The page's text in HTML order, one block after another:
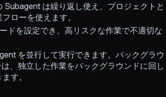
は繰り返し使え、プロジェクトと
ローを使えます。
ドを設定でき、高リスクな作業で不適切な
を並行して実行できます。バックグラウ
、独立した作業をバックグラウンドに回し
す。